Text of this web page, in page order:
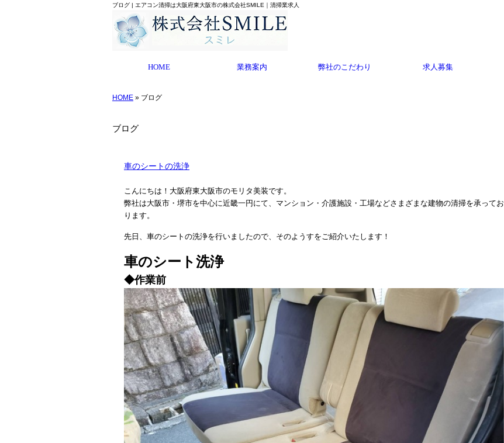
ブログ | エアコン清掃は大阪府東大阪市の株式会社SMILE｜清掃業求人
HOME 業務案内 弊社のこだわり 求人募集
HOME » ブログ
ブログ
車のシートの洗浄
こんにちは！大阪府東大阪市のモリタ美装です。
弊社は大阪市・堺市を中心に近畿一円にて、マンション・介護施設・工場などさまざまな建物の清掃を承ってお
ります。
先日、車のシートの洗浄を行いましたので、そのようすをご紹介いたします！
車のシート洗浄
◆作業前